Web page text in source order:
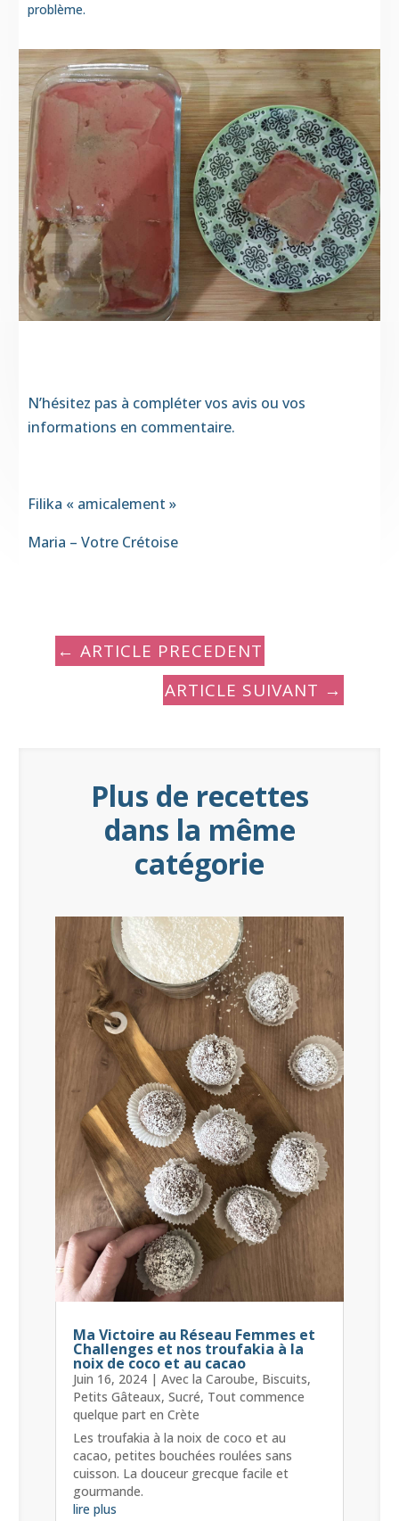
problème.
N’hésitez pas à compléter vos avis ou vos
informations en commentaire.
Filika « amicalement »
Maria – Votre Crétoise
← ARTICLE PRECEDENT
ARTICLE SUIVANT →
Plus de recettes
dans la même
catégorie
Ma Victoire au Réseau Femmes et
Challenges et nos troufakia à la
noix de coco et au cacao
Juin 16, 2024| Avec la Caroube, Biscuits,
Petits Gâteaux, Sucré, Tout commence
quelque part en Crète
Les troufakia à la noix de coco et au
cacao, petites bouchées roulées sans
cuisson. La douceur grecque facile et
gourmande.
lire plus